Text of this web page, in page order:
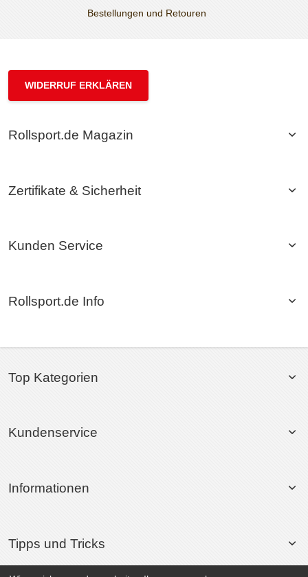
Bestellungen und Retouren
WIDERRUF ERKLÄREN
Rollsport.de Magazin
Zertifikate & Sicherheit
Kunden Service
Rollsport.de Info
Top Kategorien
Kundenservice
Informationen
Tipps und Tricks